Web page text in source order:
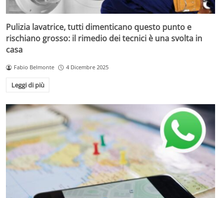
Pulizia lavatrice, tutti dimenticano questo punto e
rischiano grosso: il rimedio dei tecnici è una svolta in
casa
Fabio Belmonte 4 Dicembre 2025
Leggi di più